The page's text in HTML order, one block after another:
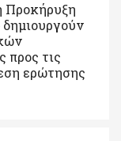
Προκήρυξη
προς τις
ερώτησης